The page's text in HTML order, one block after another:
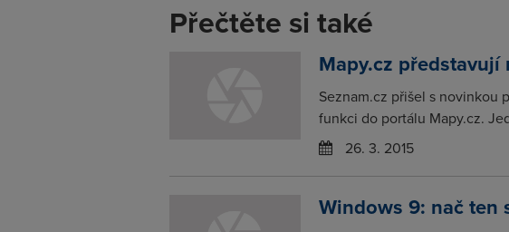
Přečtěte si také
Mapy.cz představují
Seznam.cz přišel s novinkou
funkci do portálu Mapy.cz.
26. 3. 2015
Windows 9: nač ten